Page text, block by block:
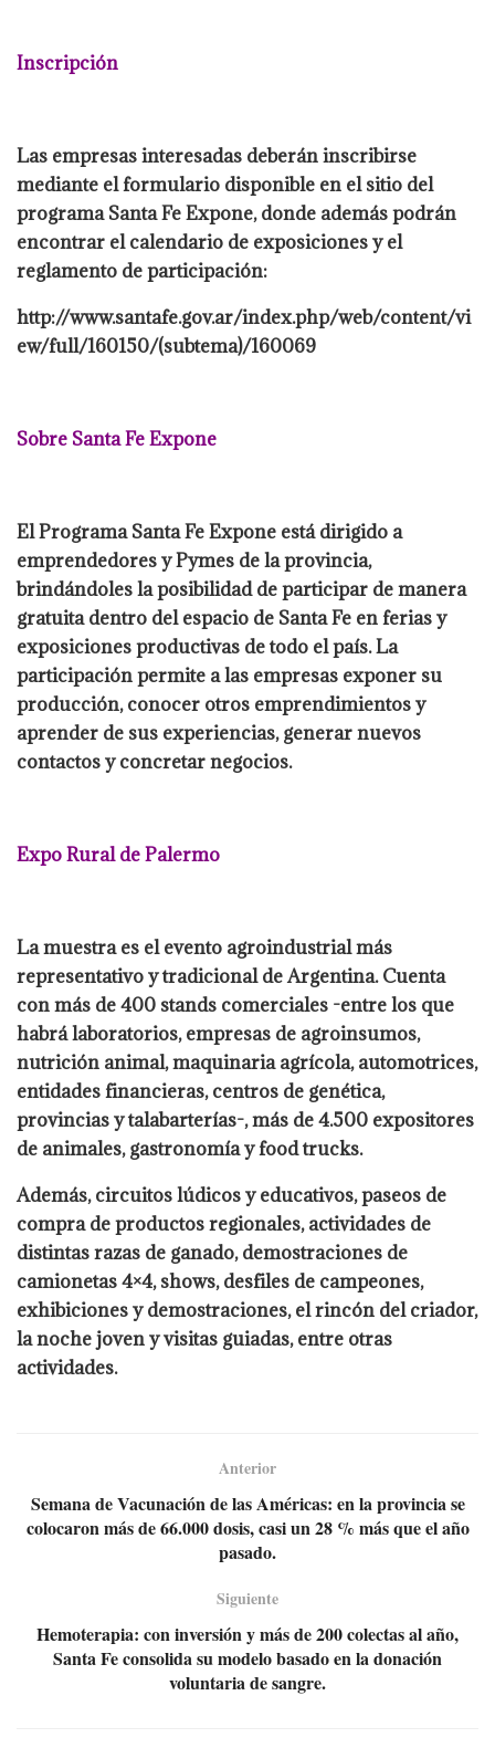
Inscripción
Las empresas interesadas deberán inscribirse
mediante el formulario disponible en el sitio del
programa Santa Fe Expone, donde además podrán
encontrar el calendario de exposiciones y el
reglamento de participación:
http://www.santafe.gov.ar/index.php/web/content/vi
ew/full/160150/(subtema)/160069
Sobre Santa Fe Expone
El Programa Santa Fe Expone está dirigido a
emprendedores y Pymes de la provincia,
brindándoles la posibilidad de participar de manera
gratuita dentro del espacio de Santa Fe en ferias y
exposiciones productivas de todo el país. La
participación permite a las empresas exponer su
producción, conocer otros emprendimientos y
aprender de sus experiencias, generar nuevos
contactos y concretar negocios.
Expo Rural de Palermo
La muestra es el evento agroindustrial más
representativo y tradicional de Argentina. Cuenta
con más de 400 stands comerciales -entre los que
habrá laboratorios, empresas de agroinsumos,
nutrición animal, maquinaria agrícola, automotrices,
entidades financieras, centros de genética,
provincias y talabarterías-, más de 4.500 expositores
de animales, gastronomía y food trucks.
Además, circuitos lúdicos y educativos, paseos de
compra de productos regionales, actividades de
distintas razas de ganado, demostraciones de
camionetas 4×4, shows, desfiles de campeones,
exhibiciones y demostraciones, el rincón del criador,
la noche joven y visitas guiadas, entre otras
actividades.
Anterior
Semana de Vacunación de las Américas: en la provincia se
colocaron más de 66.000 dosis, casi un 28 % más que el año
pasado.
Siguiente
Hemoterapia: con inversión y más de 200 colectas al año,
Santa Fe consolida su modelo basado en la donación
voluntaria de sangre.